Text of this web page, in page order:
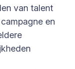
van talent
en